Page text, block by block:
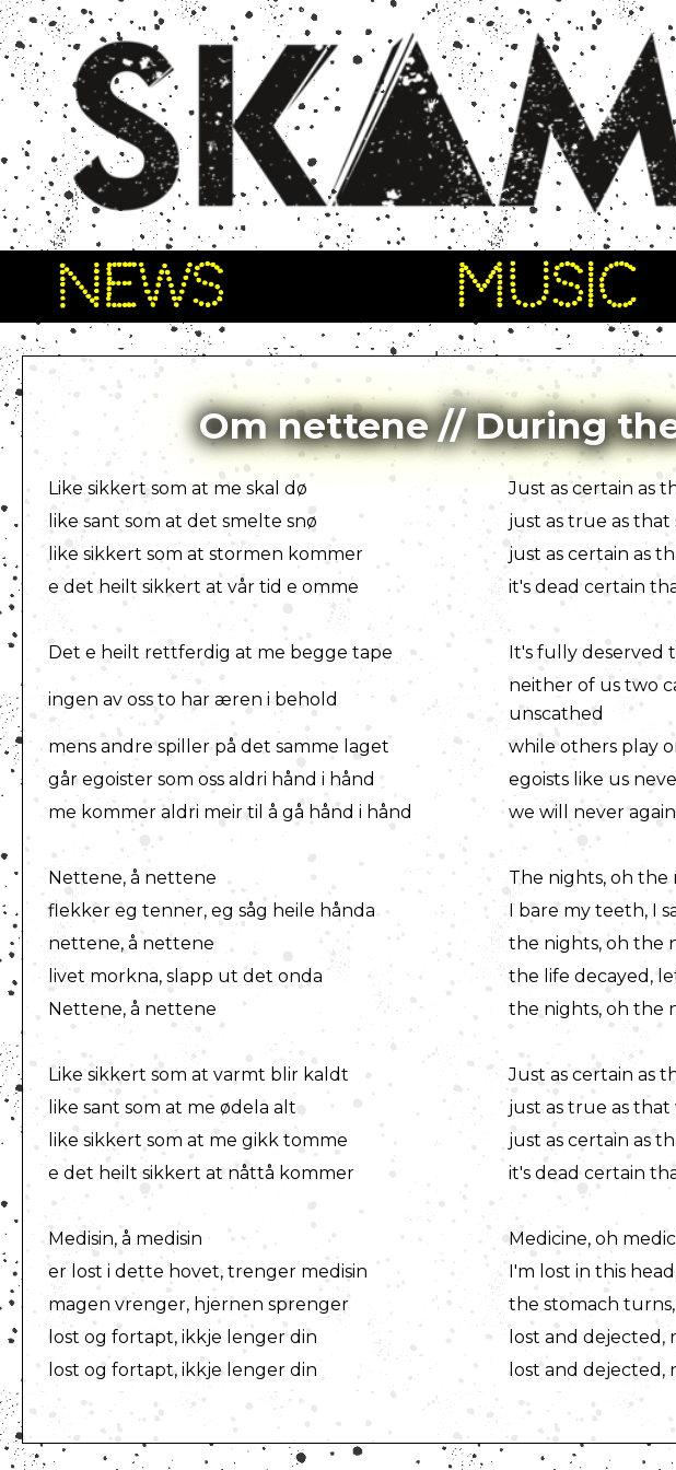
NEWS MUSIC
Om nettene // During
Like sikkert som at me skal dø
Just as certain as
like sant som at det smelte snø
just as true as
like sikkert som at stormen kommer
just as certain as
e det heilt sikkert at vår tid e omme
it's dead certain
Det e heilt rettferdig at me begge tape It's fully deserved
ingen av oss to har æren i behold
neither of us two
unscathed
mens andre spiller på det samme laget
while others play
går egoister som oss aldri hånd i hånd
egoists like us
me kommer aldri meir til å gå hånd i hånd
we will never
Nettene, å nettene
The nights, oh the
flekker eg tenner, eg såg heile hånda
I bare my teeth, I
nettene, å nettene
the nights, oh the
livet morkna, slapp ut det onda
the life decayed,
Nettene, å nettene
the nights, oh the
Like sikkert som at varmt blir kaldt
Just as certain as
like sant som at me ødela alt
just as true as
like sikkert som at me gikk tomme
just as certain as
e det heilt sikkert at nåttå kommer
it's dead certain
Medisin, å medisin
Medicine, oh
er lost i dette hovet, trenger medisin
I'm lost in this
magen vrenger, hjernen sprenger
the stomach
lost og fortapt, ikkje lenger din
lost and dejected,
lost og fortapt, ikkje lenger din
lost and dejected,